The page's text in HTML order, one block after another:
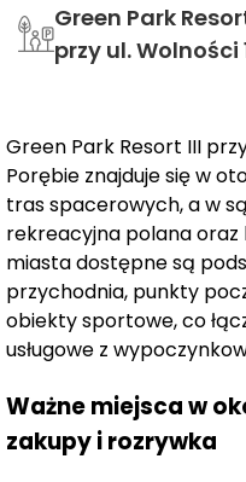
podkreśla rekreacyjny
Kameralny kompleks
apartamentami o
Uzupełnieniem
częścią
funkcjonalność
wypoczynkowi o każdej
O lokalizacji:
Szklarska Poręba
rozpoznawalnych
Green Park
przy ul. Wolności
Green Park Resort III
Porębie znajduje się w
tras spacerowych, a w
rekreacyjna polana
miasta dostępne są
przychodnia, punkty
obiekty sportowe, co
usługowe z
Ważne miejsca w
zakupy i rozrywka